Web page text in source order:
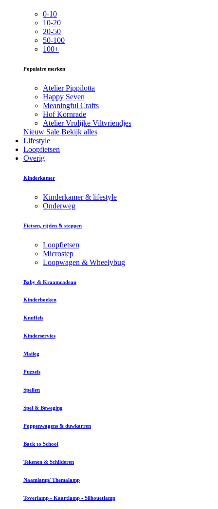
0-10
10-20
20-50
50-100
100+
Populaire merken
Atelier Pippilotta
Happy Seven
Meaningful Crafts
Hof Kornrade
Atelier Vrolijke Viltvriendjes
Nieuw Sale Bekijk alles
Lifestyle
Loopfietsen
Overig
Kinderkamer
Kinderkamer & lifestyle
Onderweg
Fietsen, rijden & steppen
Loopfietsen
Microstep
Loopwagen & Wheelybug
Baby & Kraamcadeau
Kinderboeken
Knuffels
Kinderservies
Maileg
Puzzels
Spellen
Spel & Beweging
Poppenwagens & duwkarren
Back to School
Tekenen & Schilderen
Naamlamp/ Themalamp
Toverlamp - Kaartlamp - Silhouetlamp